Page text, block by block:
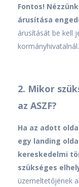
Fontos!
árusítása
árusítását be kell
kormányhivatalnál.
2. Mikor
az ASZF?
Ha az adott
egy landing
kereskedelmi
szükséges
üzemeltetőjének